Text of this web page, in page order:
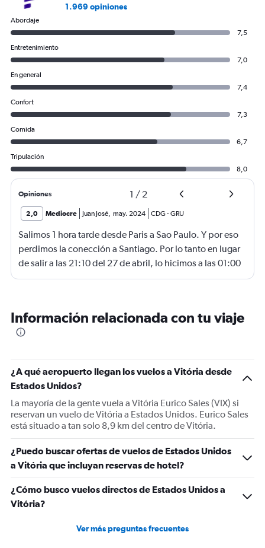
1.969 opiniones
Abordaje
7,5
Entretenimiento
7,0
En general
7,4
Confort
7,3
Comida
6,7
Tripulación
8,0
Opiniones 1 / 2
2,0 Mediocre Juan José, may. 2024 CDG-GRU
Salimos 1 hora tarde desde Paris a Sao Paulo. Y por eso
perdimos la conección a Santiago. Por lo tanto en lugar
de salir a las 21:10 del 27 de abril, lo hicimos a las 01:00
AM del 28. E´ramos 4 personas, incluídos dos niños de
comida y bebida. Lo peor fue que la tripulación del
avión nos aseguró que llegaríamos a tiempo para
llevarnos rápido a la puerta de embarque. Nos llevaron a
la parte delantera del avión para que bajáramos pronto.
Pero nada de eso sucedió. A unos 200 metros nos
esperaba un funcionario de Latam con los pases de
abordar para el vuelo de las 21:10. Y nunca quedó claro
que pasó con el vuelo. A las 13:35 del 27 , cuando ya
estábamos en el avión para despegar desde Paris, recibí
un correo de latam que no pude ller hasta llegar a Sao
Paulo. Este mail informaba que el vuelo se había
reprogramado para las 01:00 AM del 28. Por lo tanto el
vuelo por el que corrimos ´por los pasillos del
Información relacionada con tu viaje
¿A qué aeropuerto llegan los vuelos a Vitória desde
Estados Unidos?
La mayoría de la gente vuela a Vitória Eurico Sales (VIX) si
reservan un vuelo de Vitória a Estados Unidos. Eurico Sales
está situado a tan solo 8,9 km del centro de Vitória.
¿Puedo buscar ofertas de vuelos de Estados Unidos
a Vitória que incluyan reservas de hotel?
¿Cómo busco vuelos directos de Estados Unidos a
Vitória?
Ver más preguntas frecuentes